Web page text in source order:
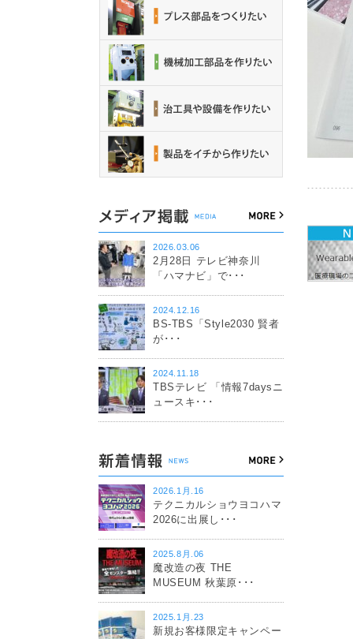
2026.03.06
2月28日 テレビ神奈川
「ハマナビ」で･･･
2024.12.16
BS-TBS「Style2030 賢者
が･･･
2024.11.18
TBSテレビ 「情報7daysニ
ュースキ･･･
2026.1月.16
テクニカルショウヨコハマ
2026に出展し･･･
2025.8月.06
魔改造の夜 THE
MUSEUM 秋葉原･･･
2025.1月.23
新規お客様限定キャンペー